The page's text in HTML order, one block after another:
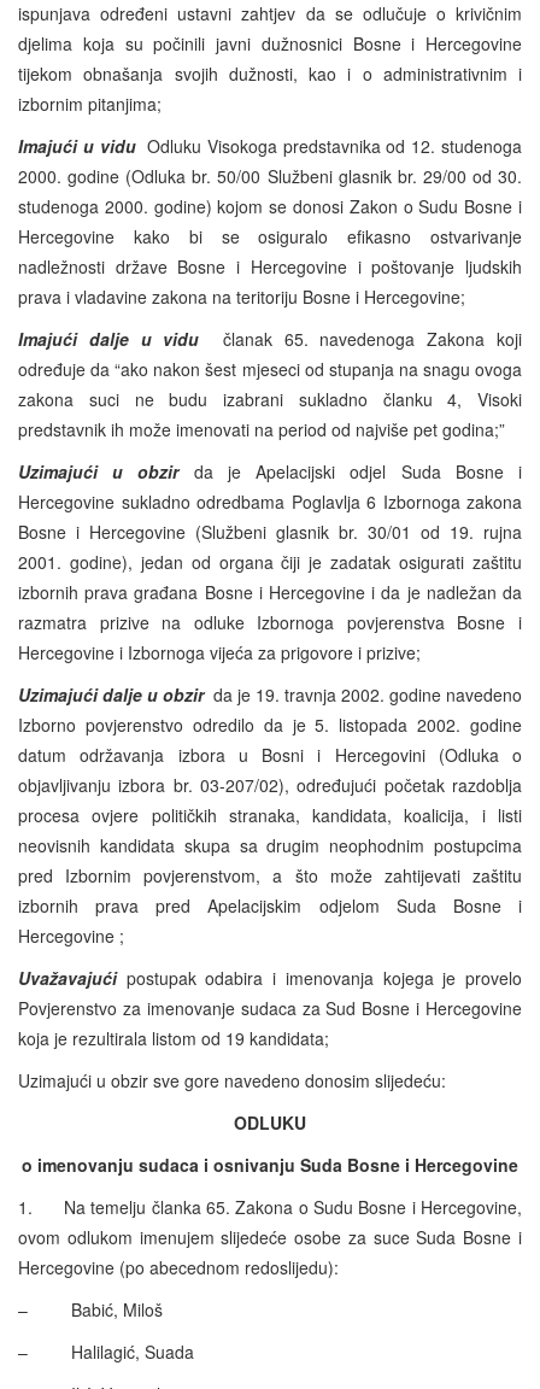
ispunjava određeni ustavni zahtjev da se odlučuje o krivičnim
djelima koja su počinili javni dužnosnici Bosne i Hercegovine
tijekom obnašanja svojih dužnosti, kao i o administrativnim i
izbornim pitanjima;
Imajući u vidu Odluku Visokoga predstavnika od 12. studenoga
2000. godine (Odluka br. 50/00 Službeni glasnik br. 29/00 od 30.
studenoga 2000. godine) kojom se donosi Zakon o Sudu Bosne i
Hercegovine kako bi se osiguralo efikasno ostvarivanje
nadležnosti države Bosne i Hercegovine i poštovanje ljudskih
prava i vladavine zakona na teritoriju Bosne i Hercegovine;
Imajući dalje u vidu članak 65. navedenoga Zakona koji
određuje da “ako nakon šest mjeseci od stupanja na snagu ovoga
zakona suci ne budu izabrani sukladno članku 4, Visoki
predstavnik ih može imenovati na period od najviše pet godina;”
Uzimajući u obzir da je Apelacijski odjel Suda Bosne i
Hercegovine sukladno odredbama Poglavlja 6 Izbornoga zakona
Bosne i Hercegovine (Službeni glasnik br. 30/01 od 19. rujna
2001. godine), jedan od organa čiji je zadatak osigurati zaštitu
izbornih prava građana Bosne i Hercegovine i da je nadležan da
razmatra prizive na odluke Izbornoga povjerenstva Bosne i
Hercegovine i Izbornoga vijeća za prigovore i prizive;
Uzimajući dalje u obzir da je 19. travnja 2002. godine navedeno
Izborno povjerenstvo odredilo da je 5. listopada 2002. godine
datum održavanja izbora u Bosni i Hercegovini (Odluka o
objavljivanju izbora br. 03-207/02), određujući početak razdoblja
procesa ovjere političkih stranaka, kandidata, koalicija, i listi
neovisnih kandidata skupa sa drugim neophodnim postupcima
pred Izbornim povjerenstvom, a što može zahtijevati zaštitu
izbornih prava pred Apelacijskim odjelom Suda Bosne i
Hercegovine ;
Uvažavajućipostupak odabira i imenovanja kojega je provelo
Povjerenstvo za imenovanje sudaca za Sud Bosne i Hercegovine
koja je rezultirala listom od 19 kandidata;
Uzimajući u obzir sve gore navedeno donosim slijedeću:
ODLUKU
o imenovanju sudaca i osnivanju Suda Bosne i Hercegovine
1. Na temelju članka 65. Zakona o Sudu Bosne i Hercegovine,
ovom odlukom imenujem slijedeće osobe za suce Suda Bosne i
Hercegovine (po abecednom redoslijedu):
– Babić, Miloš
– Halilagić, Suada